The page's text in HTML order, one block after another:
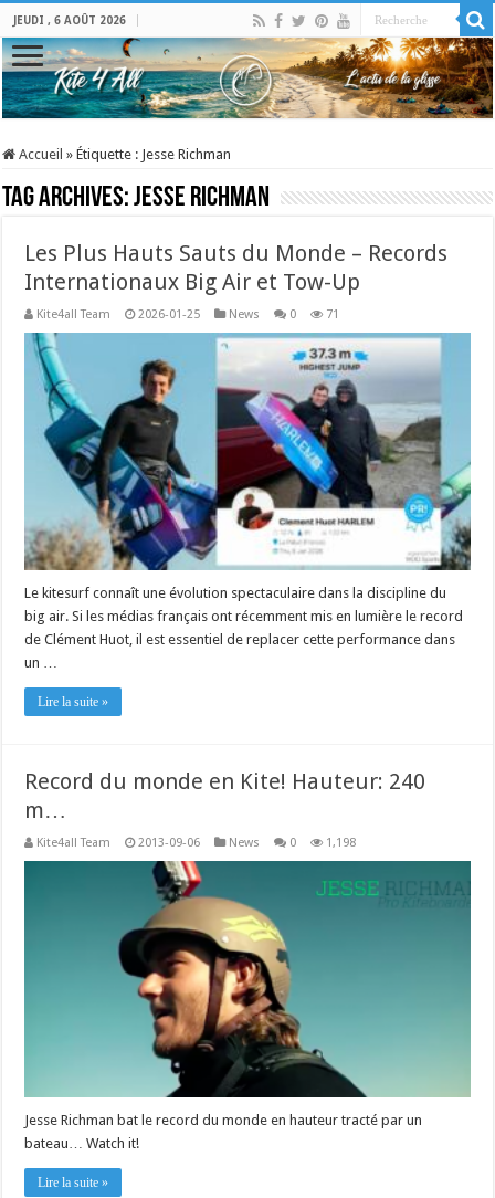
JEUDI , 6 AOÛT 2026
Accueil » Étiquette : Jesse Richman
Tag Archives:Jesse Richman
Les Plus Hauts Sauts du Monde – Records
Internationaux Big Air et Tow-Up
Kite4all Team 2026-01-25 News 0 71
Le kitesurf connaît une évolution spectaculaire dans la discipline du
big air. Si les médias français ont récemment mis en lumière le record
de Clément Huot, il est essentiel de replacer cette performance dans
un …
Lire la suite »
Record du monde en Kite! Hauteur: 240
m…
Kite4all Team 2013-09-06 News 0 1,198
Jesse Richman bat le record du monde en hauteur tracté par un
bateau… Watch it!
Lire la suite »